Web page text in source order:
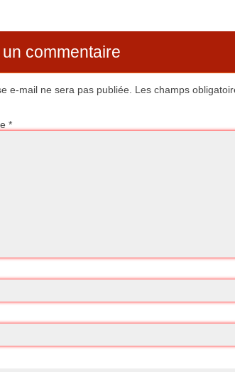
commentaire
e-mail ne sera pas publiée. Les champs
*